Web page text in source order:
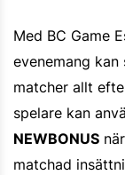
Med BC Game
evenemang
matcher allt
spelare kan
NEWBONUS
matchad